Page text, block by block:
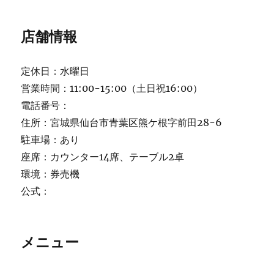
店舗情報
定休日：水曜日
営業時間：11:00-15:00（土日祝16:00）
電話番号：
住所：宮城県仙台市青葉区熊ケ根字前田28-6
駐車場：あり
座席：カウンター14席、テーブル2卓
環境：券売機
公式：
メニュー